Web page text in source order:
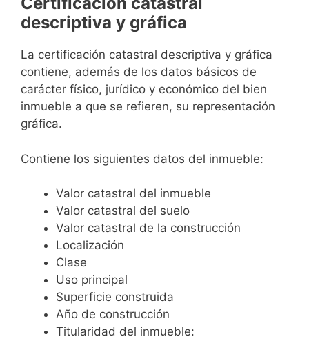
descriptiva y gráfica
La certificación catastral descriptiva y gráfica
contiene, además de los datos básicos de
carácter físico, jurídico y económico del bien
inmueble a que se refieren, su representación
gráfica.
Contiene los siguientes datos del inmueble:
Valor catastral del inmueble
Valor catastral del suelo
Valor catastral de la construcción
Localización
Clase
Uso principal
Superficie construida
Año de construcción
Titularidad del inmueble: